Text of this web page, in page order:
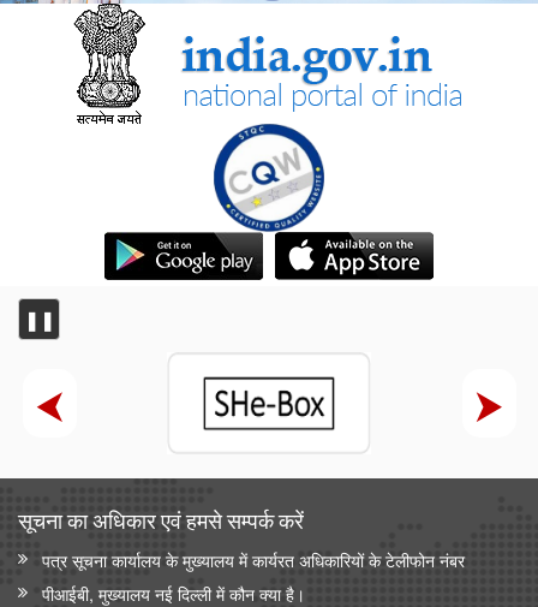
❚❚
सूचना का अधिकार एवं हमसे सम्‍पर्क करें
पत्र सूचना कार्यालय के मुख्यालय में कार्यरत अधिकारियों के टेलीफोन नंबर
पीआईबी, मुख्यालय नई दिल्ली में कौन क्या है।